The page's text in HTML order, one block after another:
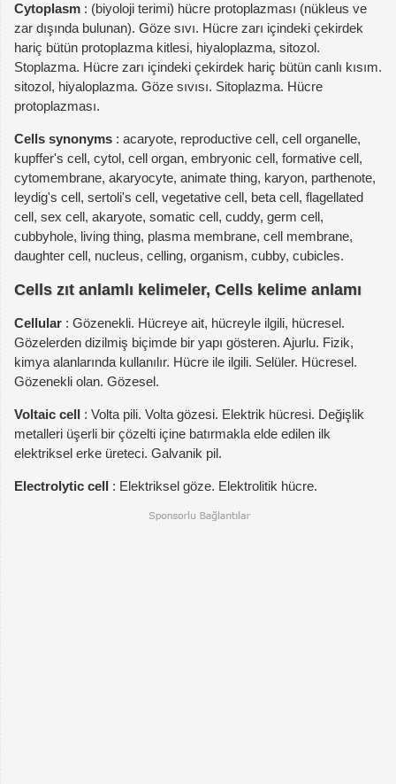
Cytoplasm : (biyoloji terimi) hücre protoplazması (nükleus ve
zar dışında bulunan). Göze sıvı. Hücre zarı içindeki çekirdek
hariç bütün protoplazma kitlesi, hiyaloplazma, sitozol.
Stoplazma. Hücre zarı içindeki çekirdek hariç bütün canlı kısım.
sitozol, hiyaloplazma. Göze sıvısı. Sitoplazma. Hücre
protoplazması.
Cells synonyms : acaryote, reproductive cell, cell organelle,
kupffer's cell, cytol, cell organ, embryonic cell, formative cell,
cytomembrane, akaryocyte, animate thing, karyon, parthenote,
leydig's cell, sertoli's cell, vegetative cell, beta cell, flagellated
cell, sex cell, akaryote, somatic cell, cuddy, germ cell,
cubbyhole, living thing, plasma membrane, cell membrane,
daughter cell, nucleus, celling, organism, cubby, cubicles.
Cells zıt anlamlı kelimeler, Cells kelime anlamı
Cellular : Gözenekli. Hücreye ait, hücreyle ilgili, hücresel.
Gözelerden dizilmiş biçimde bir yapı gösteren. Ajurlu. Fizik,
kimya alanlarında kullanılır. Hücre ile ilgili. Selüler. Hücresel.
Gözenekli olan. Gözesel.
Voltaic cell : Volta pili. Volta gözesi. Elektrik hücresi. Değişlik
metalleri üşerli bir çözelti içine batırmakla elde edilen ilk
elektriksel erke üreteci. Galvanik pil.
Electrolytic cell : Elektriksel göze. Elektrolitik hücre.